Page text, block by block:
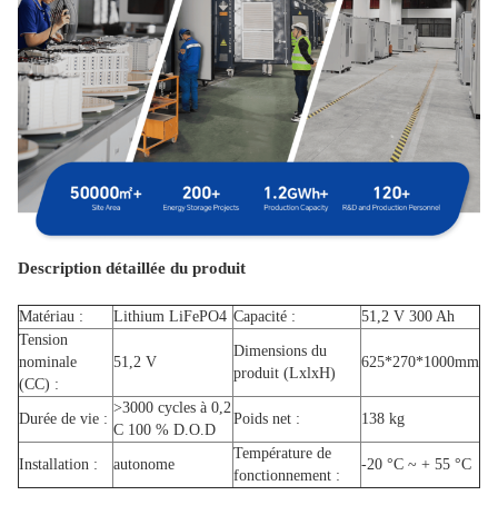
Description détaillée du produit
Matériau : Lithium LiFePO4 Capacité :
51,2 V 300 Ah
Tension
nominale
(CC) :
51,2 V
Dimensions du
produit (LxlxH)
625*270*1000mm
Durée de vie :
>3000 cycles à 0,2
C 100 % D.O.D
Poids net : 138 kg
Installation : autonome
Température de
fonctionnement :
-20 °C ~ + 55 °C